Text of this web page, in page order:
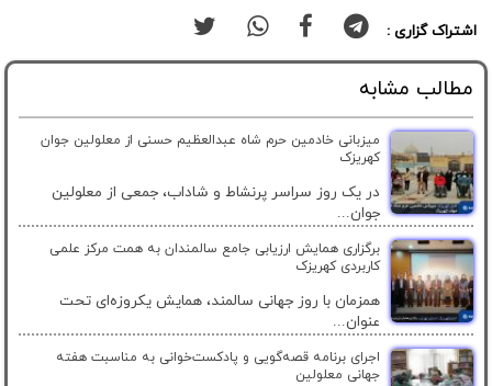
اشتراک گزاری :
مطالب مشابه
میزبانی خادمین حرم شاه عبدالعظیم حسنی از معلولین جوان
کهریزک
در یک روز سراسر پرنشاط و شاداب، جمعی از معلولین
جوان...
برگزاری همایش ارزیابی جامع سالمندان به همت مرکز علمی
کاربردی کهریزک
همزمان با روز جهانی سالمند، همایش یکروزه‌ای تحت
عنوان...
اجرای برنامه قصه‌گویی و پادکست‌خوانی به مناسبت هفته
جهانی معلولین